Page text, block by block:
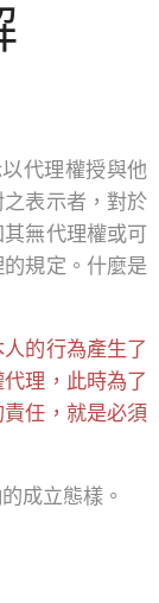
代理權授與他
表示者，對於
無代理權或可
規定。什麼是
的行為產生了
理，此時為了
任，就是必須
成立態樣。